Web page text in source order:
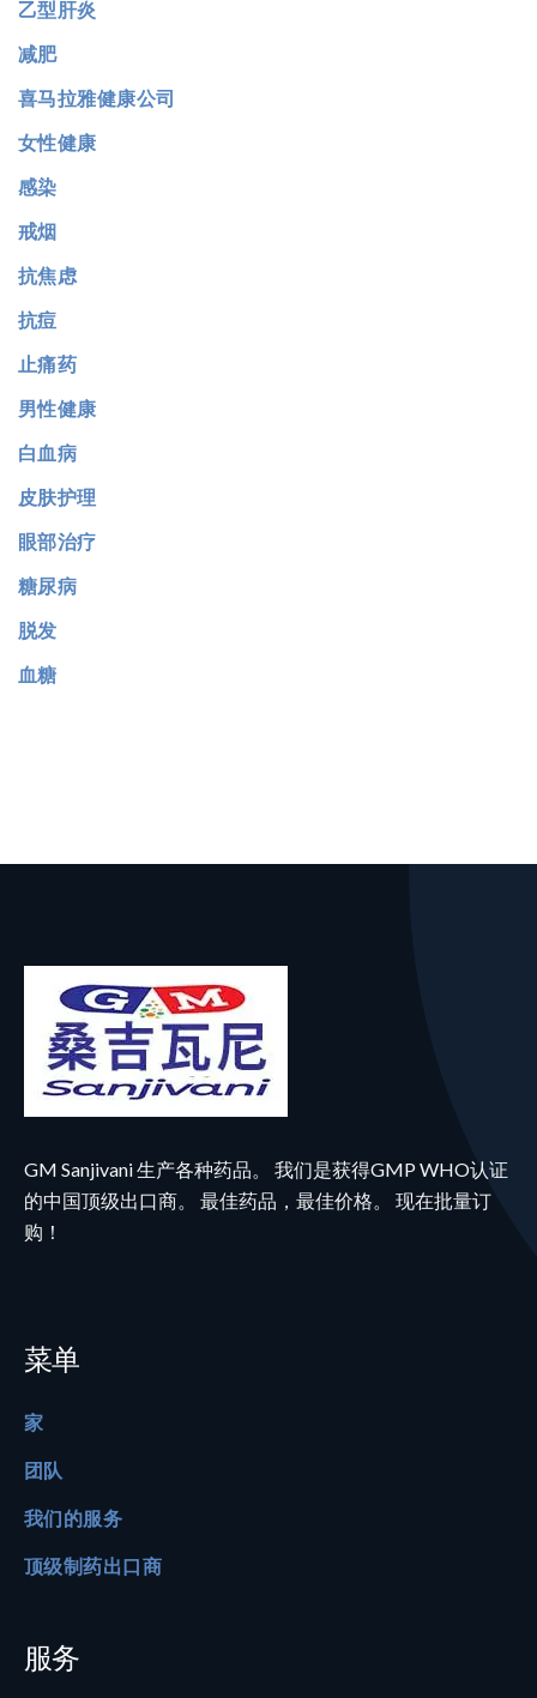
乙型肝炎
减肥
喜马拉雅健康公司
女性健康
感染
戒烟
抗焦虑
抗痘
止痛药
男性健康
白血病
皮肤护理
眼部治疗
糖尿病
脱发
血糖
GM Sanjivani 生产各种药品。 我们是获得GMP WHO认证
的中国顶级出口商。 最佳药品，最佳价格。 现在批量订
购！
菜单
家
团队
我们的服务
顶级制药出口商
服务